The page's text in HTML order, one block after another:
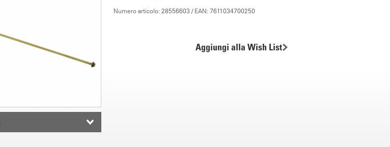
Numero articolo: 28556603 / EAN: 7611034700250
Aggiungi alla Wish List